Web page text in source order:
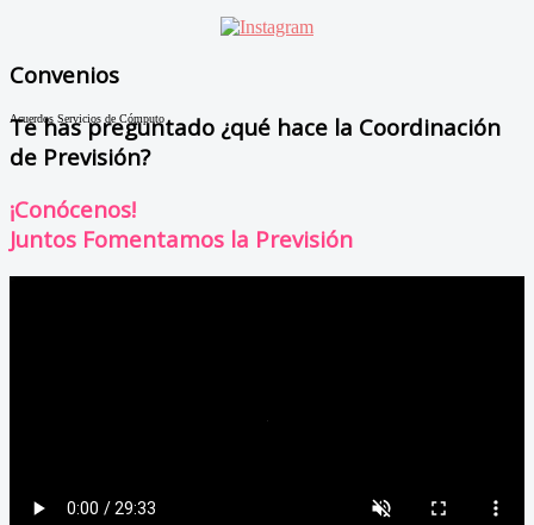
Convenios
Acuerdos Servicios de Cómputo
Te has preguntado ¿qué hace la Coordinación
de Previsión?
¡Conócenos!
Juntos Fomentamos la Previsión